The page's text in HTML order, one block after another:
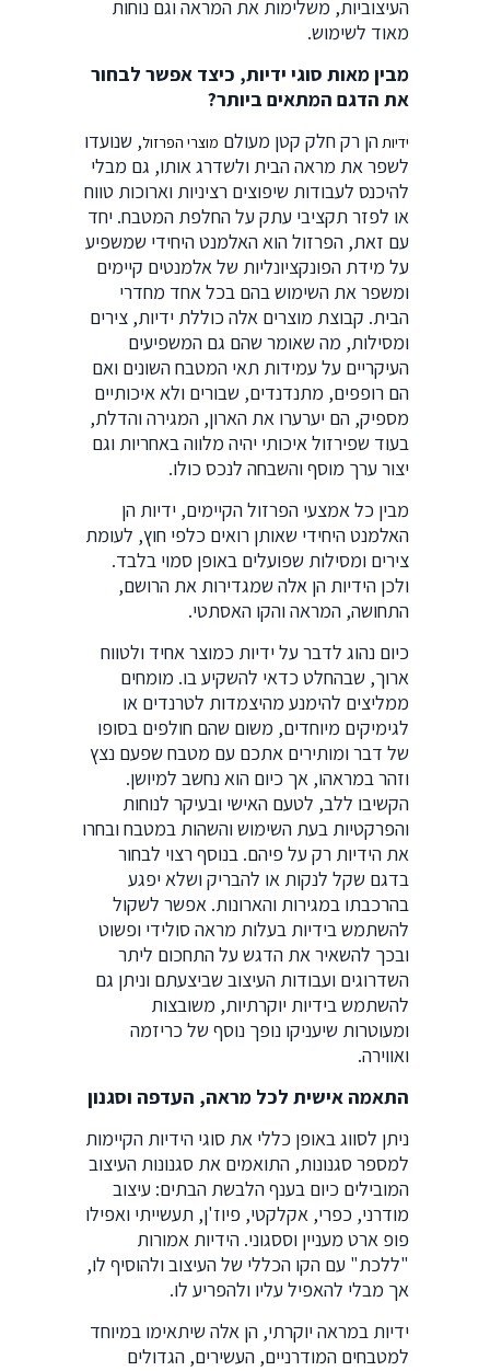
העיצוביות, משלימות את המראה וגם נוחות
מאוד לשימוש.
מבין מאות סוגי ידיות, כיצד אפשר לבחור
את הדגם המתאים ביותר?
ידיותהן רק חלק קטן מעולם מוצרי הפרזול, שנועדו
לשפר את מראה הבית ולשדרג אותו, גם מבלי
להיכנס לעבודות שיפוצים רציניות וארוכות טווח
או לפזר תקציבי עתק על החלפת המטבח. יחד
עם זאת, הפרזול הוא האלמנט היחידי שמשפיע
על מידת הפונקציונליות של אלמנטים קיימים
ומשפר את השימוש בהם בכל אחד מחדרי
הבית. קבוצת מוצרים אלה כוללת ידיות, צירים
ומסילות, מה שאומר שהם גם המשפיעים
העיקריים על עמידות תאי המטבח השונים ואם
הם רופפים, מתנדנדים, שבורים ולא איכותיים
מספיק, הם יערערו את הארון, המגירה והדלת,
בעוד שפירזול איכותי יהיה מלווה באחריות וגם
יצור ערך מוסף והשבחה לנכס כולו.
מבין כל אמצעי הפרזול הקיימים, ידיות הן
האלמנט היחידי שאותן רואים כלפי חוץ, לעומת
צירים ומסילות שפועלים באופן סמוי בלבד.
ולכן הידיות הן אלה שמגדירות את הרושם,
התחושה, המראה והקו האסתטי.
כיום נהוג לדבר על ידיות כמוצר אחיד ולטווח
ארוך, שבהחלט כדאי להשקיע בו. מומחים
ממליצים להימנע מהיצמדות לטרנדים או
לגימיקים מיוחדים, משום שהם חולפים בסופו
של דבר ומותירים אתכם עם מטבח שפעם נצץ
וזהר במראהו, אך כיום הוא נחשב למיושן.
הקשיבו ללב, לטעם האישי ובעיקר לנוחות
והפרקטיות בעת השימוש והשהות במטבח ובחרו
את הידיות רק על פיהם. בנוסף רצוי לבחור
בדגם שקל לנקות או להבריק ושלא יפגע
בהרכבתו במגירות והארונות. אפשר לשקול
להשתמש בידיות בעלות מראה סולידי ופשוט
ובכך להשאיר את הדגש על התחכום ליתר
השדרוגים ועבודות העיצוב שביצעתם וניתן גם
להשתמש בידיות יוקרתיות, משובצות
ומעוטרות שיעניקו נופך נוסף של כריזמה
ואווירה.
התאמה אישית לכל מראה, העדפה וסגנון
ניתן לסווג באופן כללי את סוגי הידיות הקיימות
למספר סגנונות, התואמים את סגנונות העיצוב
המובילים כיום בענף הלבשת הבתים: עיצוב
מודרני, כפרי, אקלקטי, פיוז'ן, תעשייתי ואפילו
פופ ארט מעניין וססגוני. הידיות אמורות
"ללכת" עם הקו הכללי של העיצוב ולהוסיף לו,
אך מבלי להאפיל עליו ולהפריע לו.
ידיות במראה יוקרתי, הן אלה שיתאימו במיוחד
למטבחים המודרניים, העשירים, הגדולים